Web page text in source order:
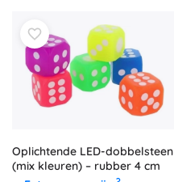
Oplichtende LED-dobbelsteen
(mix kleuren) – rubber 4 cm